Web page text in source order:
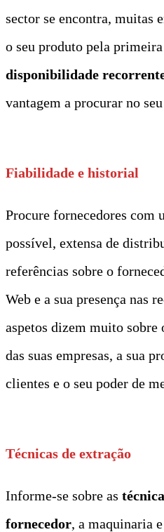
sector se encontra, muitas
o seu produto pela
disponibilidade
vantagem a procurar no
Fiabilidade e historial
Procure fornecedores com
possível, extensa de
referências sobre o
Web e a sua presença nas
aspetos dizem muito sobre
das suas empresas, a sua
clientes e o seu poder de
Técnicas de extração
Informe-se sobre as
fornecedor, a maquinaria